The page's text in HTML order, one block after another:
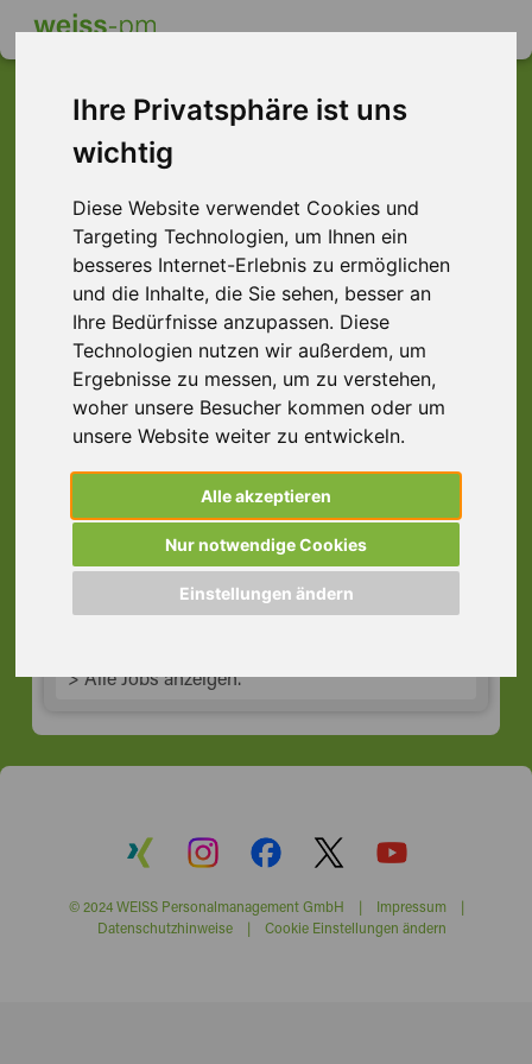
Ihre Privatsphäre ist uns
wichtig
Diese Website verwendet Cookies und
Targeting Technologien, um Ihnen ein
besseres Internet-Erlebnis zu ermöglichen
und die Inhalte, die Sie sehen, besser an
Ihre Bedürfnisse anzupassen. Diese
Technologien nutzen wir außerdem, um
Ergebnisse zu messen, um zu verstehen,
woher unsere Besucher kommen oder um
unsere Website weiter zu entwickeln.
Alle akzeptieren
Nur notwendige Cookies
Einstellungen ändern
Dieser Job ist leider
nicht mehr verfügbar ...
... aber vielleicht ist hier etwas dabei:
Elektriker (m/w/d), Offenbach
63065 Offenbach am Main
> Alle Jobs anzeigen.
© 2024 WEISS Personalmanagement GmbH | Impressum|
Datenschutzhinweise| Cookie Einstellungen ändern